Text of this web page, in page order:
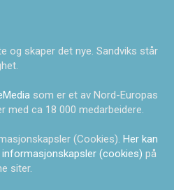
og skaper det nye. Sandviks står
som er et av Nord-Europas
med ca 18 000 medarbeidere.
(Cookies). Her kan
(cookies) på
siter.